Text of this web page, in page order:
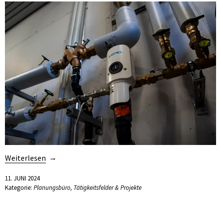
Weiterlesen
11. JUNI 2024
Kategorie: Planungsbüro, Tätigkeitsfelder & Projekte